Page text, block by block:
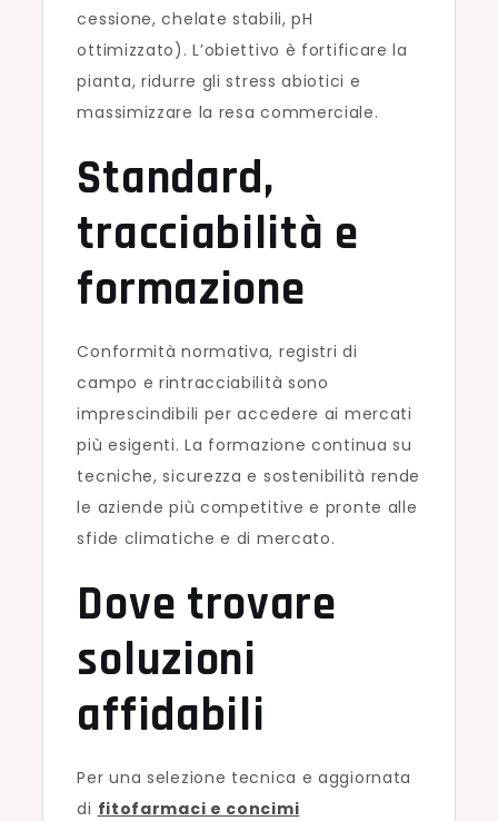
cessione, chelate stabili, pH
ottimizzato). L’obiettivo è fortificare la
pianta, ridurre gli stress abiotici e
massimizzare la resa commerciale.
Standard,
tracciabilità e
formazione
Conformità normativa, registri di
campo e rintracciabilità sono
imprescindibili per accedere ai mercati
più esigenti. La formazione continua su
tecniche, sicurezza e sostenibilità rende
le aziende più competitive e pronte alle
sfide climatiche e di mercato.
Dove trovare
soluzioni
affidabili
Per una selezione tecnica e aggiornata
di fitofarmaci e concimi